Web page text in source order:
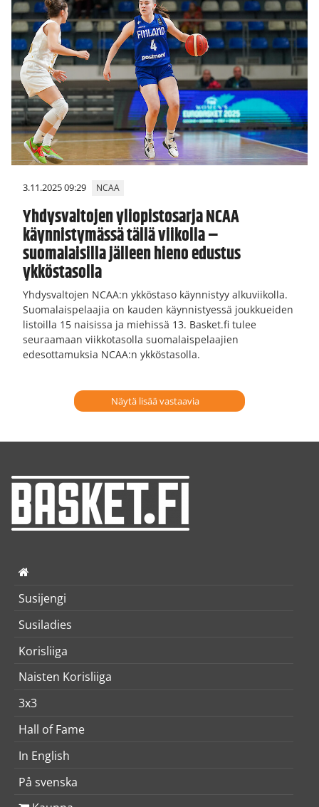
3.11.2025 09:29 NCAA
Yhdysvaltojen yliopistosarja NCAA
käynnistymässä tällä viikolla –
suomalaisilla jälleen hieno edustus
ykköstasolla
Yhdysvaltojen NCAA:n ykköstaso käynnistyy alkuviikolla.
Suomalaispelaajia on kauden käynnistyessä joukkueiden
listoilla 15 naisissa ja miehissä 13. Basket.fi tulee
seuraamaan viikkotasolla suomalaispelaajien
edesottamuksia NCAA:n ykköstasolla.
Näytä lisää vastaavia
Susijengi
Susiladies
Korisliiga
Naisten Korisliiga
3x3
Hall of Fame
In English
På svenska